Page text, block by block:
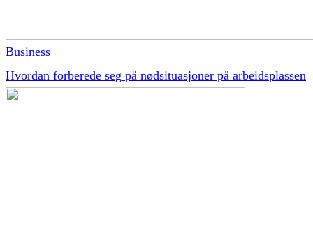
Business
Hvordan forberede seg på nødsituasjoner på arbeidsplassen